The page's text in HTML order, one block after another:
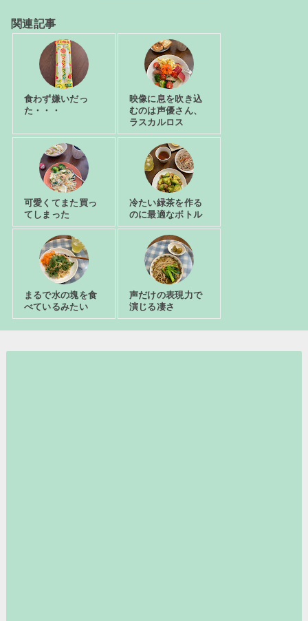
関連記事
食わず嫌いだっ
た・・・
映像に息を吹き込
むのは声優さん、
ラスカルロス
可愛くてまた買っ
てしまった
冷たい緑茶を作る
のに最適なボトル
まるで水の塊を食
べているみたい
声だけの表現力で
演じる凄さ